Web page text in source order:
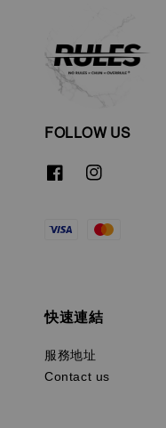
FOLLOW US
快速連結
服務地址
Contact us